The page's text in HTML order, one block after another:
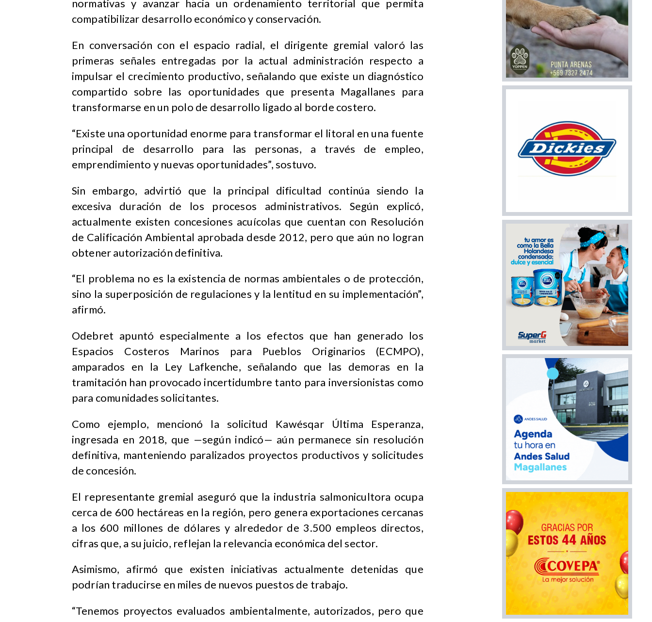
normativas y avanzar hacia un ordenamiento territorial que permita
compatibilizar desarrollo económico y conservación.
En conversación con el espacio radial, el dirigente gremial valoró las
primeras señales entregadas por la actual administración respecto a
impulsar el crecimiento productivo, señalando que existe un diagnóstico
compartido sobre las oportunidades que presenta Magallanes para
transformarse en un polo de desarrollo ligado al borde costero.
“Existe una oportunidad enorme para transformar el litoral en una fuente
principal de desarrollo para las personas, a través de empleo,
emprendimiento y nuevas oportunidades”, sostuvo.
Sin embargo, advirtió que la principal dificultad continúa siendo la
excesiva duración de los procesos administrativos. Según explicó,
actualmente existen concesiones acuícolas que cuentan con Resolución
de Calificación Ambiental aprobada desde 2012, pero que aún no logran
obtener autorización definitiva.
“El problema no es la existencia de normas ambientales o de protección,
sino la superposición de regulaciones y la lentitud en su implementación”,
afirmó.
Odebret apuntó especialmente a los efectos que han generado los
Espacios Costeros Marinos para Pueblos Originarios (ECMPO),
amparados en la Ley Lafkenche, señalando que las demoras en la
tramitación han provocado incertidumbre tanto para inversionistas como
para comunidades solicitantes.
Como ejemplo, mencionó la solicitud Kawésqar Última Esperanza,
ingresada en 2018, que —según indicó— aún permanece sin resolución
definitiva, manteniendo paralizados proyectos productivos y solicitudes
de concesión.
El representante gremial aseguró que la industria salmonicultora ocupa
cerca de 600 hectáreas en la región, pero genera exportaciones cercanas
a los 600 millones de dólares y alrededor de 3.500 empleos directos,
cifras que, a su juicio, reflejan la relevancia económica del sector.
Asimismo, afirmó que existen iniciativas actualmente detenidas que
podrían traducirse en miles de nuevos puestos de trabajo.
“Tenemos proyectos evaluados ambientalmente, autorizados, pero que